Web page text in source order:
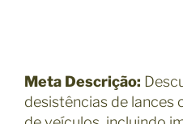
Meta Descrição:
desistências de lances